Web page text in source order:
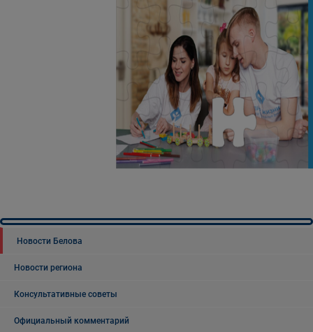
Новости Белова
Новости региона
Консультативные советы
Официальный комментарий